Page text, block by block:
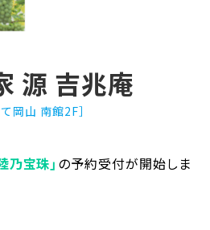
源 吉兆庵
て岡山 南館2F］
乃宝珠」 の予約受付が開始しま